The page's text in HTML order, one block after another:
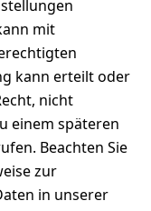
mit
kann erteilt oder
nicht
einem späteren
Beachten Sie
zur
in unserer